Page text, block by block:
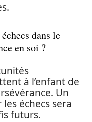
dans le
en soi ?
à l’enfant de
Un
échecs sera
futurs.